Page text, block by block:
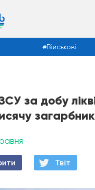
Військові
за добу
Твiт